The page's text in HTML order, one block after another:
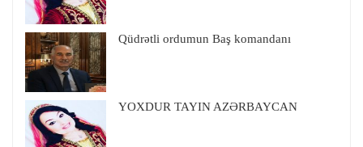
Qüdrətli ordumun Baş komandanı
YOXDUR TAYIN AZƏRBAYCAN